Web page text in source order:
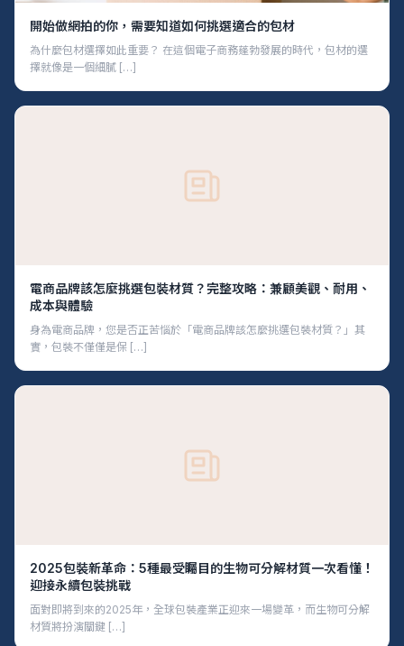
開始做網拍的你，需要知道如何挑選適合的包材
為什麼包材選擇如此重要？ 在這個電子商務蓬勃發展的時代，包材的選
擇就像是一個細膩 […]
電商品牌該怎麼挑選包裝材質？完整攻略：兼顧美觀、耐用、
成本與體驗
身為電商品牌，您是否正苦惱於「電商品牌該怎麼挑選包裝材質？」其
實，包裝不僅僅是保 […]
2025包裝新革命：5種最受矚目的生物可分解材質一次看懂！
迎接永續包裝挑戰
面對即將到來的2025年，全球包裝產業正迎來一場變革，而生物可分解
材質將扮演關鍵 […]